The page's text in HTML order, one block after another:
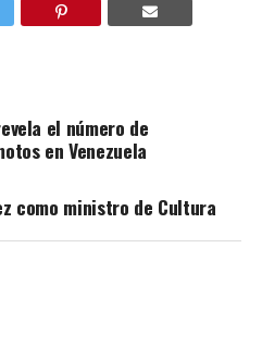
el número de
en Venezuela
como ministro de Cultura